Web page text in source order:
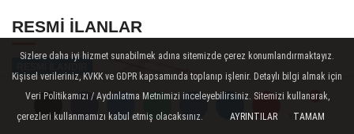
Yorumlar
Yorumlar
RESMİ İLANLAR
Sizlere daha iyi hizmet sunabilmek adına sitemizde çerez konumlandırmaktayız.
Kişisel verileriniz, KVKK ve GDPR kapsamında toplanıp işlenir. Detaylı bilgi almak için
Veri Politikamızı / Aydınlatma Metnimizi inceleyebilirsiniz. Sitemizi kullanarak,
çerezleri kullanmamızı kabul etmiş olacaksınız.
AYRINTILAR TAMAM